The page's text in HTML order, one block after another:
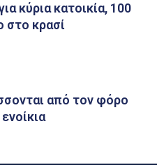
κύρια κατοικία, 100
στo κρασί
από τον φόρο